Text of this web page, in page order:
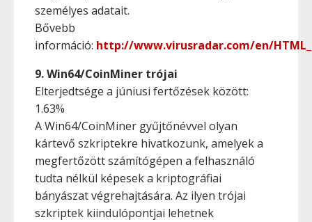
személyes adatait.
Bővebb
információ: http://www.virusradar.com/en/
9. Win64/CoinMiner trójai
Elterjedtsége a júniusi fertőzések között:
1.63%
A Win64/CoinMiner gyűjtőnévvel olyan
kártevő szkriptekre hivatkozunk, amelyek a
megfertőzött számítógépen a felhasználó
tudta nélkül képesek a kriptográfiai
bányászat végrehajtására. Az ilyen trójai
szkriptek kiindulópontjai lehetnek